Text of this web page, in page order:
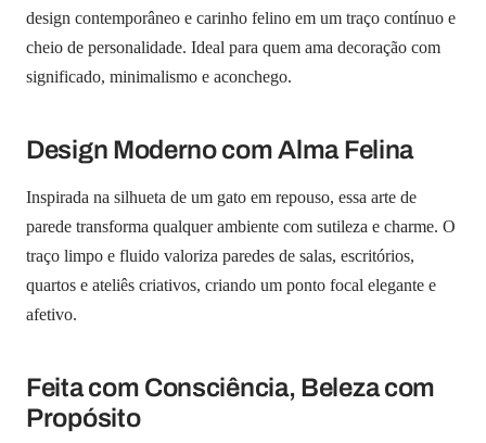
design contemporâneo e carinho felino em um traço contínuo e
cheio de personalidade. Ideal para quem ama decoração com
significado, minimalismo e aconchego.
Design Moderno com Alma Felina
Inspirada na silhueta de um gato em repouso, essa arte de
parede transforma qualquer ambiente com sutileza e charme. O
traço limpo e fluido valoriza paredes de salas, escritórios,
quartos e ateliês criativos, criando um ponto focal elegante e
afetivo.
Feita com Consciência, Beleza com
Propósito